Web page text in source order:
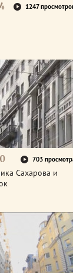
1247
703
Сахарова и